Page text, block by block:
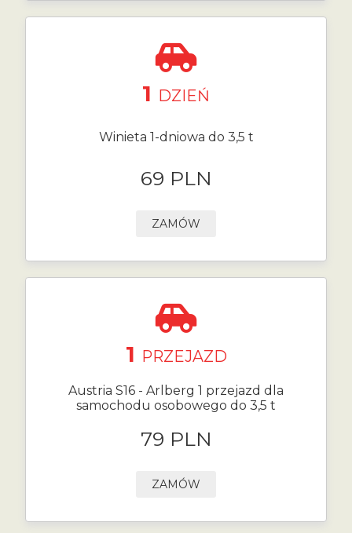
1 DZIEŃ
Winieta 1-dniowa do 3,5 t
69 PLN
ZAMÓW
1 PRZEJAZD
Austria S16 - Arlberg 1 przejazd dla
samochodu osobowego do 3,5 t
79 PLN
ZAMÓW